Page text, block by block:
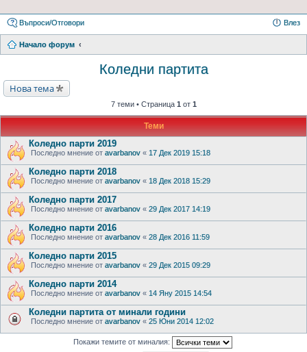
Въпроси/Отговори Влез
Начало форум
Коледни партита
Нова тема
7 теми • Страница 1 от 1
Теми
Коледно парти 2019
Последно мнение от avarbanov « 17 Дек 2019 15:18
Коледно парти 2018
Последно мнение от avarbanov « 18 Дек 2018 15:29
Коледно парти 2017
Последно мнение от avarbanov « 29 Дек 2017 14:19
Коледно парти 2016
Последно мнение от avarbanov « 28 Дек 2016 11:59
Коледно парти 2015
Последно мнение от avarbanov « 29 Дек 2015 09:29
Коледно парти 2014
Последно мнение от avarbanov « 14 Яну 2015 14:54
Коледни партита от минали години
Последно мнение от avarbanov « 25 Юни 2014 12:02
Покажи темите от миналия: